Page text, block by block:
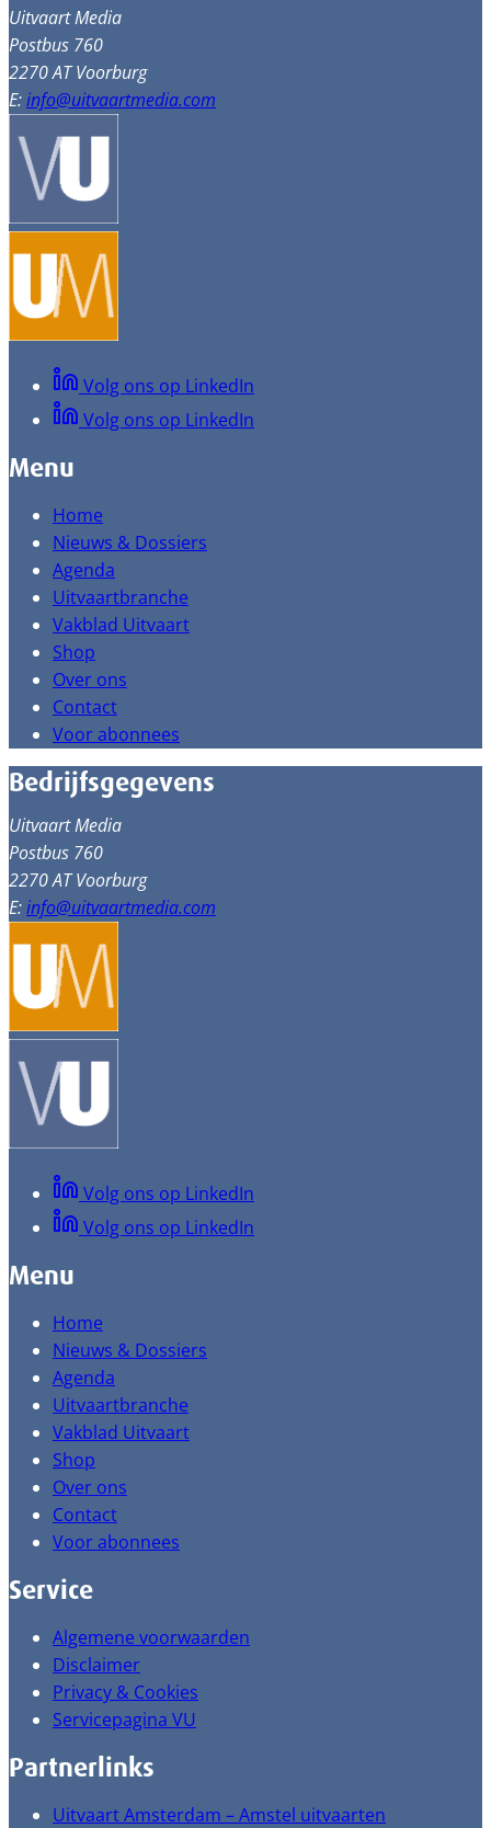
Uitvaart Media
Postbus 760
2270 AT Voorburg
E:info@uitvaartmedia.com
Volg ons op LinkedIn
Volg ons op LinkedIn
Menu
Home
Nieuws & Dossiers
Agenda
Uitvaartbranche
Vakblad Uitvaart
Shop
Over ons
Contact
Voor abonnees
Bedrijfsgegevens
Uitvaart Media
Postbus 760
2270 AT Voorburg
E:info@uitvaartmedia.com
Volg ons op LinkedIn
Volg ons op LinkedIn
Menu
Home
Nieuws & Dossiers
Agenda
Uitvaartbranche
Vakblad Uitvaart
Shop
Over ons
Contact
Voor abonnees
Service
Algemene voorwaarden
Disclaimer
Privacy & Cookies
Servicepagina VU
Partnerlinks
Uitvaart Amsterdam – Amstel uitvaarten